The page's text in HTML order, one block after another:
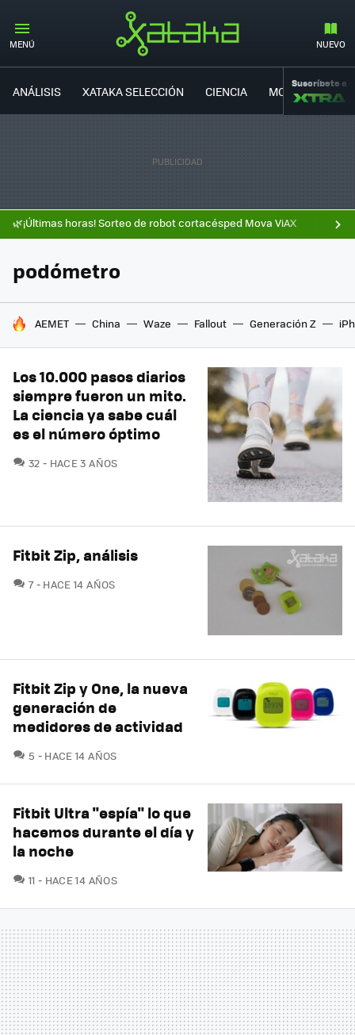
MENÚ NUEVO
ANÁLISIS XATAKA SELECCIÓN CIENCIA MOVILIDAD
Suscríbete a
🌿¡Últimas horas! Sorteo de robot cortacésped Mova ViAX
podómetro
HOY SE HABLA DE
AEMET China Waze Fallout Generación Z
Los 10.000 pasos diarios
siempre fueron un mito.
La ciencia ya sabe cuál
es el número óptimo
32 COMENTARIOS
HACE 3 AÑOS
Fitbit Zip, análisis
7COMENTARIOS
HACE 14 AÑOS
Fitbit Zip y One, la nueva
generación de
medidores de actividad
5 COMENTARIOS
HACE 14 AÑOS
Fitbit Ultra "espía" lo que
hacemos durante el día y
la noche
11 COMENTARIOS
HACE 14 AÑOS